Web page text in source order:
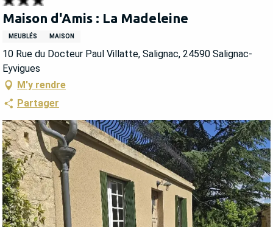
Maison d'Amis : La Madeleine
MEUBLÉS MAISON
10 Rue du Docteur Paul Villatte, Salignac, 24590 Salignac-
Eyvigues
M'y rendre
Partager